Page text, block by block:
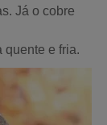
Já o cobre
quente e fria.